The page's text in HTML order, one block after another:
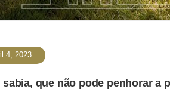
4, 2023
sabia, que não pode penhorar a